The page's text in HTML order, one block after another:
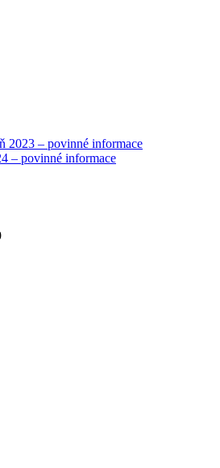
2023 – povinné informace
– povinné informace